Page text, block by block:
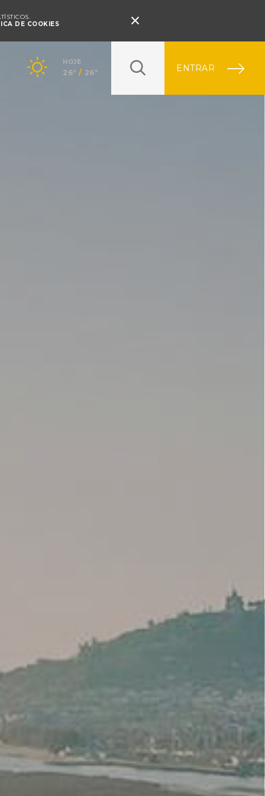
DE COOKIES

HOJE
26º/ 26º
Pressione Enter
ENTRAR